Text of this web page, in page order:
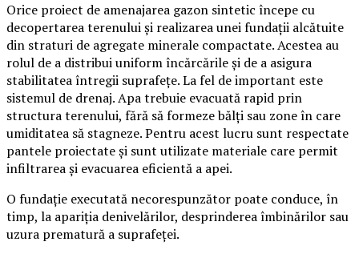
Orice proiect de amenajarea gazon sintetic începe cu
decopertarea terenului și realizarea unei fundații alcătuite
din straturi de agregate minerale compactate. Acestea au
rolul de a distribui uniform încărcările și de a asigura
stabilitatea întregii suprafețe. La fel de important este
sistemul de drenaj. Apa trebuie evacuată rapid prin
structura terenului, fără să formeze bălți sau zone în care
umiditatea să stagneze. Pentru acest lucru sunt respectate
pantele proiectate și sunt utilizate materiale care permit
infiltrarea și evacuarea eficientă a apei.
O fundație executată necorespunzător poate conduce, în
timp, la apariția denivelărilor, desprinderea îmbinărilor sau
uzura prematură a suprafeței.